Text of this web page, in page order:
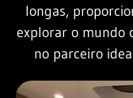
longas,
explorar o mundo
no parceiro